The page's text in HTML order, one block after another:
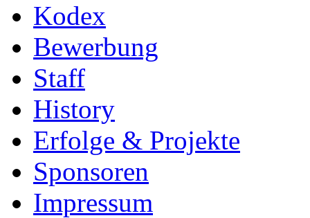
Kodex
Bewerbung
Staff
History
Erfolge & Projekte
Sponsoren
Impressum